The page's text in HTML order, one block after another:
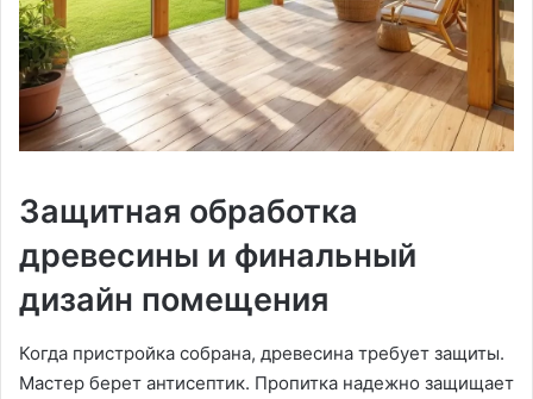
Защитная обработка
древесины и финальный
дизайн помещения
Когда пристройка собрана, древесина требует защиты.
Мастер берет антисептик. Пропитка надежно защищает